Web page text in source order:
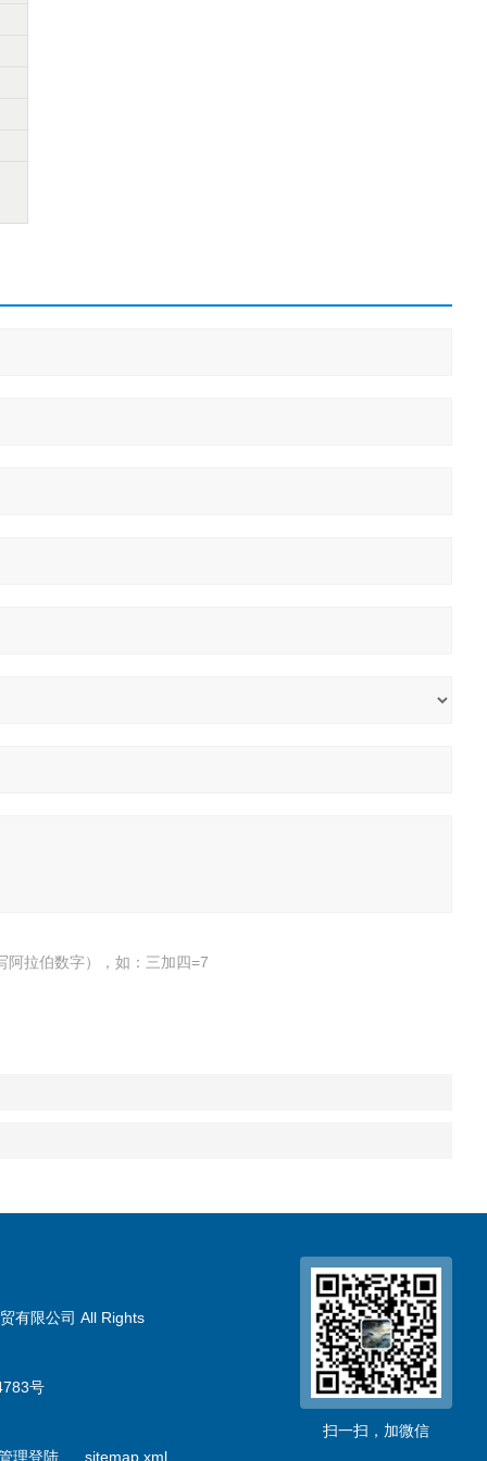
阿拉伯数字），如：三加四=7
有限公司 All Rights
号
理登陆 sitemap.xml
扫一扫，加微信